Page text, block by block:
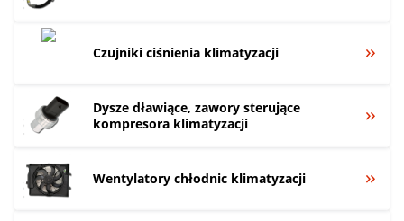
Czujniki ciśnienia klimatyzacji
Dysze dławiące, zawory sterujące
kompresora klimatyzacji
Wentylatory chłodnic klimatyzacji